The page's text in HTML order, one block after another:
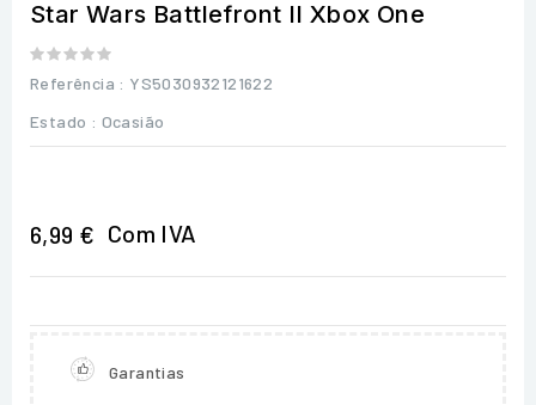
Star Wars Battlefront II Xbox One
Referência : YS5030932121622
Estado : Ocasião
6,99 € Com IVA
Garantias